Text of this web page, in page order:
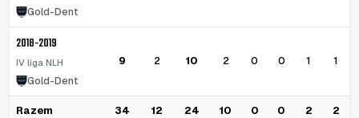
Gold-Dent
2018-2019
IV liga NLH
Gold-Dent
9 2 10 2 0 0 1 1
Razem 34 12 24 10 0 0 2 2